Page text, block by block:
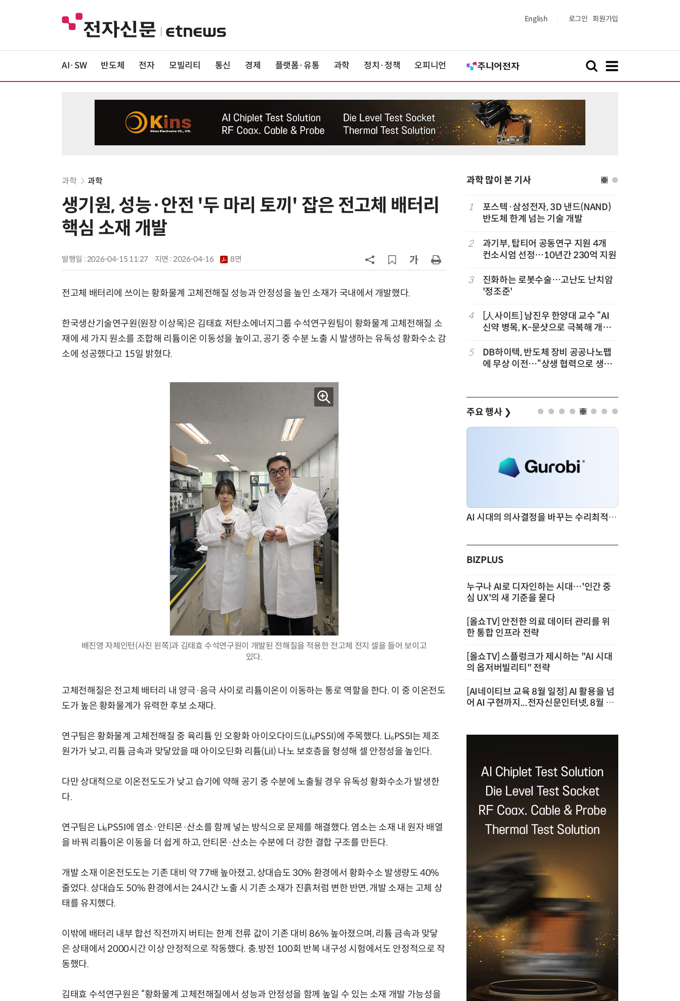
English 로그인 회원가입
AI·SW 반도체 전자 모빌리티 통신 경제 플랫폼·유통 과학 정치·정책 오피니언
과학 과학
생기원, 성능·안전 '두 마리 토끼' 잡은 전고체 배터리
핵심 소재 개발
발행일 : 2026-04-15 11:27 지면 :2026-04-16 8면
전고체 배터리에 쓰이는 황화물계 고체전해질 성능과 안정성을 높인 소재가 국내에서 개발했다.
한국생산기술연구원(원장 이상목)은 김태효 저탄소에너지그룹 수석연구원팀이 황화물계 고체전해질 소
재에 세 가지 원소를 조합해 리튬이온 이동성을 높이고, 공기 중 수분 노출 시 발생하는 유독성 황화수소 감
소에 성공했다고 15일 밝혔다.
배진영 자체인턴(사진 왼쪽)과 김태효 수석연구원이 개발된 전해질을 적용한 전고체 전지 셀을 들어 보이고
있다.
고체전해질은 전고체 배터리 내 양극·음극 사이로 리튬이온이 이동하는 통로 역할을 한다. 이 중 이온전도
도가 높은 황화물계가 유력한 후보 소재다.
연구팀은 황화물계 고체전해질 중 육리튬 인 오황화 아이오다이드(Li₆PS5I)에 주목했다. Li₆PS5I는 제조
원가가 낮고, 리튬 금속과 맞닿았을 때 아이오딘화 리튬(LiI) 나노 보호층을 형성해 셀 안정성을 높인다.
다만 상대적으로 이온전도도가 낮고 습기에 약해 공기 중 수분에 노출될 경우 유독성 황화수소가 발생한
다.
연구팀은 Li₆PS5I에 염소·안티몬·산소를 함께 넣는 방식으로 문제를 해결했다. 염소는 소재 내 원자 배열
을 바꿔 리튬이온 이동을 더 쉽게 하고, 안티몬·산소는 수분에 더 강한 결합 구조를 만든다.
개발 소재 이온전도도는 기존 대비 약 77배 높아졌고, 상대습도 30% 환경에서 황화수소 발생량도 40%
줄었다. 상대습도 50% 환경에서는 24시간 노출 시 기존 소재가 진흙처럼 변한 반면, 개발 소재는 고체 상
태를 유지했다.
이밖에 배터리 내부 합선 직전까지 버티는 한계 전류 값이 기존 대비 86% 높아졌으며, 리튬 금속과 맞닿
은 상태에서 2000시간 이상 안정적으로 작동했다. 충.방전 100회 반복 내구성 시험에서도 안정적으로 작
동했다.
김태효 수석연구원은 “황화물계 고체전해질에서 성능과 안정성을 함께 높일 수 있는 소재 개발 가능성을
과학 많이 본 기사
6
KIST, 기존 반도체 공정으로 전기·
부, 첨단 의료 AI 임상 확산 지원
·바이오 실험에 더위도 잊었다…
경 다루며 과학원리 체득...과학체험
제공 '주니어닥터' 현장
1
포스텍·삼성전자, 3D 낸드(NAND)
반도체 한계 넘는 기술 개발
2
과기부, 탑티어 공동연구 지원 4개
컨소시엄 선정…10년간 230억 지원
3
진화하는 로봇수술…고난도 난치암
'정조준'
4
[人사이트] 남진우 한양대 교수 “AI
신약 병목, K-문샷으로 극복해 개발
5
DB하이텍, 반도체 장비 공공나노팹
에 무상 이전…“상생 협력으로 생태
주요 행사 ❯
AI 시대의 의사결정을 바꾸는 수리최적화(Optimization): 실제 산업 적용 사례와 활용 전략
BIZPLUS
누구나 AI로 디자인하는 시대…'인간 중
심 UX'의 새 기준을 묻다
[올쇼TV] 안전한 의료 데이터 관리를 위
한 통합 인프라 전략
[올쇼TV] 스플렁크가 제시하는 "AI 시대
의 옵저버빌리티" 전략
[AI네이티브 교육 8월 일정] AI 활용을 넘
어 AI 구현까지...전자신문인터넷, 8월 실